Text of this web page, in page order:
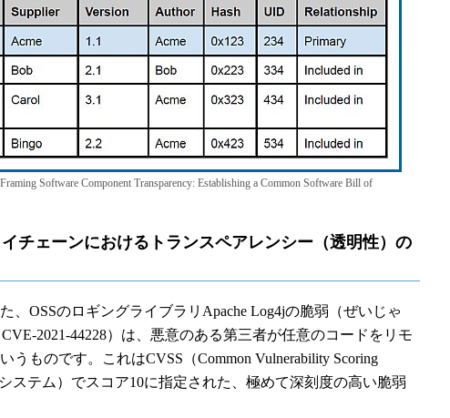
Software Component Transparency: Establishing a Common Software Bill of
チェーンにおけるトランスペアレンシー（透明性）の
、OSSのロギングライブラリApache Log4jの脆弱（ぜいじゃ
2021-44228）は、悪意のある第三者が任意のコードをリモ
うものです。これはCVSS（Common Vulnerability Scoring
ステム）でスコア10に指定された、極めて深刻度の高い脆弱